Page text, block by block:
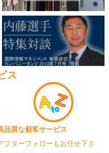
ス
品質な顧客サービス
フターフォローもお任せ下さ